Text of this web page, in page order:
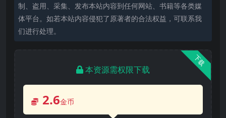
制、盗用、采集、发布本站内容到任何网站、书籍等各类媒
体平台。如若本站内容侵犯了原著者的合法权益，可联系我
们进行处理。
下载
本资源需权限下载
2.6金币